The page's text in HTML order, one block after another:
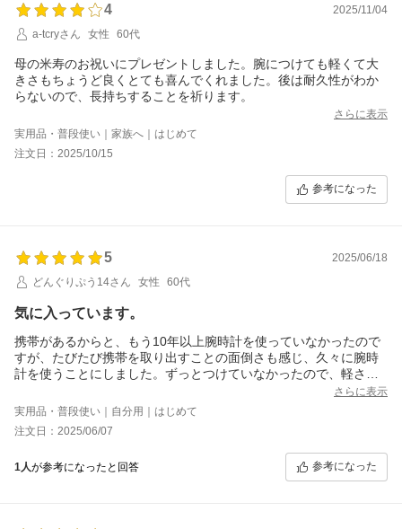
4
2025/11/04
a-tcryさん
女性 60代
母の米寿のお祝いにプレゼントしました。腕につけても軽くて大
きさもちょうど良くとても喜んでくれました。後は耐久性がわか
らないので、長持ちすることを祈ります。
さらに表示
実用品・普段使い｜家族へ｜はじめて
注文日：2025/10/15
参考になった
5
2025/06/18
どんぐりぷう14さん
女性 60代
気に入っています。
携帯があるからと、もう10年以上腕時計を使っていなかったので
すが、たびたび携帯を取り出すことの面倒さも感じ、久々に腕時
計を使うことにしました。ずっとつけていなかったので、軽さを
考え、こちらの16gが目に留まりました。本当に軽くてつけてる感
ないです。そして数字があるのが好きなのでこれもいいと思いま
した。文字盤がネットで見ると真っ白に見えましたが、実物は淡
いクリーム色だったのも肌に馴染むように感じて、良かったで
す。数字のそばのポイントがキラッと光るのも素敵です。イメー
ジより細めの数字ですが、全体的に上品な感じでとても満足して
さらに表示
実用品・普段使い｜自分用｜はじめて
注文日：2025/06/07
1人が参考になったと回答 参考になった